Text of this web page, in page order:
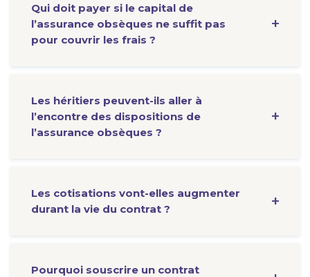
Qui doit payer si le capital de
l’assurance obsèques ne suffit pas
pour couvrir les frais ?
Les héritiers peuvent-ils aller à
l’encontre des dispositions de
l’assurance obsèques ?
Les cotisations vont-elles augmenter
durant la vie du contrat ?
Pourquoi souscrire un contrat